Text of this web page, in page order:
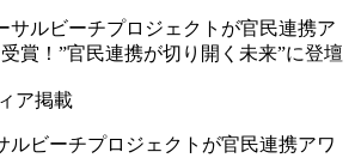
ア掲載
ルビーチプロジェクトが官民連携アワ